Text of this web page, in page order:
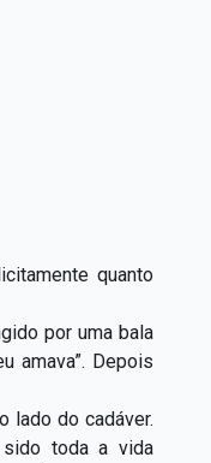
quanto
por uma bala
amava”. Depois
lado do cadáver.
toda a vida